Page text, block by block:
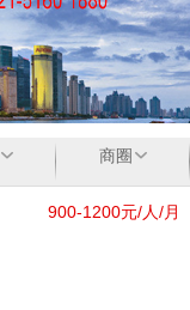
商圈
900-1200元/人/月